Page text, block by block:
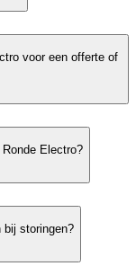
voor een offerte of
Electro?
bij storingen?